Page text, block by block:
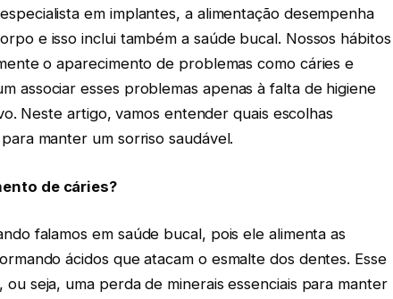
em implantes, a alimentação desempenha
e isso inclui também a saúde bucal. Nossos hábitos
o aparecimento de problemas como cáries e
associar esses problemas apenas à falta de higiene
Neste artigo, vamos entender quais escolhas
manter um sorriso saudável.
de cáries?
falamos em saúde bucal, pois ele alimenta as
ácidos que atacam o esmalte dos dentes. Esse
seja, uma perda de minerais essenciais para manter